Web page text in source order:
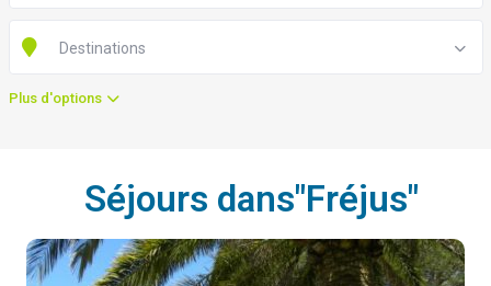
Destinations
Plus d'options
Séjours dans"Fréjus"